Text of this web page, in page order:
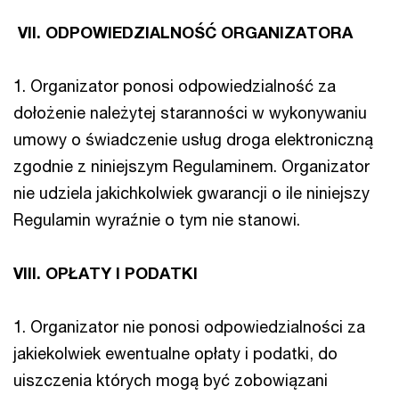
VII. ODPOWIEDZIALNOŚĆ ORGANIZATORA
1. Organizator ponosi odpowiedzialność za
dołożenie należytej staranności w wykonywaniu
umowy o świadczenie usług droga elektroniczną
zgodnie z niniejszym Regulaminem. Organizator
nie udziela jakichkolwiek gwarancji o ile niniejszy
Regulamin wyraźnie o tym nie stanowi.
VIII. OPŁATY I PODATKI
1. Organizator nie ponosi odpowiedzialności za
jakiekolwiek ewentualne opłaty i podatki, do
uiszczenia których mogą być zobowiązani